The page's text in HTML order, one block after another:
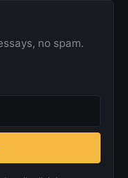
no spam.